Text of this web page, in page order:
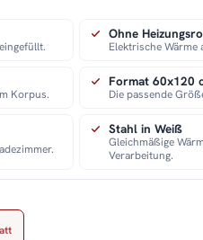
Ohne
Elektrische Wärme
Korpus.
Format 60x120
Die passende
Stahl in Weiß
Gleichmäßige
Verarbeitung.